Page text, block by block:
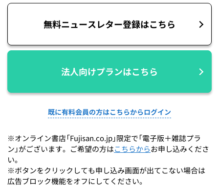
無料ニュースレター登録はこちら
法人向けプランはこちら
既に有料会員の方はこちらからログイン
※オンライン書店「Fujisan.co.jp」限定で「電子版＋雑誌プラ
ン」がございます。ご希望の方はこちらからお申し込みくださ
い。
※ボタンをクリックしても申し込み画面が出てこない場合は
広告ブロック機能をオフにしてください。